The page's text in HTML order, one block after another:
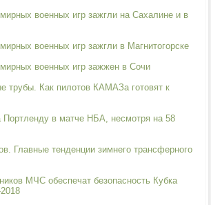
военных игр зажгли на Сахалине и в
военных игр зажгли в Магнитогорске
военных игр зажжен в Сочи
трубы. Как пилотов КАМАЗа готовят к
Портленду в матче НБА, несмотря на 58
Главные тенденции зимнего трансферного
МЧС обеспечат безопасность Кубка